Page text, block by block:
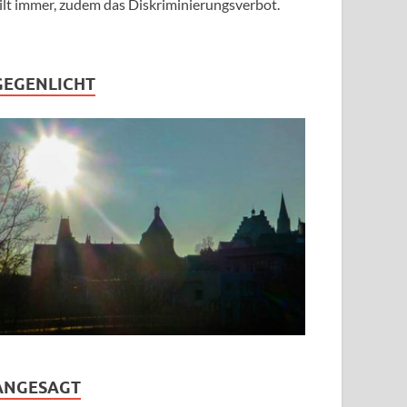
immer, zudem das Diskriminierungsverbot.